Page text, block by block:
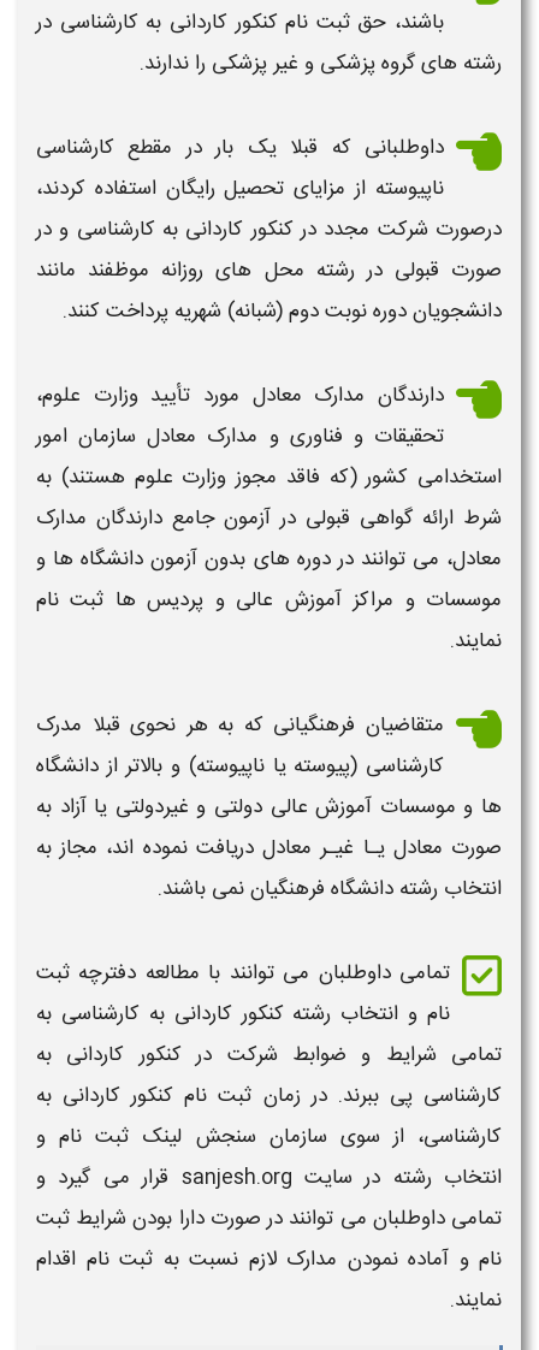
باشند، حقثبت نام کنکور کاردانی به کارشناسی در
رشته های گروه پزشکی و غیر پزشکی را ندارند.
داوطلبانی که قبلا یک بار در مقطع کارشناسی
ناپیوسته از مزایای تحصیل رایگان استفاده کردند،
درصورت شرکت مجدد در کنکور کاردانی به کارشناسی و در
صورت قبولی در رشته محل های روزانه موظفند مانند
دانشجویان دوره نوبت دوم (شبانه) شهریه پرداخت کنند.
دارندگان مدارک معادل مورد تأیید وزارت علوم،
تحقیقات و فناوری و مدارک معادل سازمان امور
استخدامی كشور (كه فاقد مجوز وزارت علوم هستند) به
شرط ارائه گواهی قبولی در آزمونجامع دارندگان مدارک
معادل، می توانند در دوره های بدون آزمون دانشگاه ها و
موسسات و مراکز آموزش عالی و پردیس ها ثبت نام
نمایند.
متقاضیان فرهنگیانی كه به هر نحوی قبلا مدرک
كارشناسی (پیوسته یا ناپیوسته) و بالاتر از دانشگاه
ها و موسسات آموزش عالی دولتی و غیردولتی یا آزاد به
صورت معادل یـا غیـر معادل دریافت نموده اند، مجاز به
انتخاب رشته دانشگاه فرهنگیان نمی باشند.
تمامی داوطلبان می توانند با مطالعه دفترچه ثبت
نام و انتخاب رشته کنکور کاردانی به کارشناسی به
تمامی شرایط و ضوابط شرکت در کنکور کاردانی به
کارشناسی پی ببرند. در زمان ثبت نام کنکور کاردانی به
کارشناسی، از سوی سازمان سنجش لینک ثبت نام و
انتخاب رشته
در سایت sanjesh.org قرار می گیرد و
تمامی داوطلبان می توانند در صورت دارا بودن شرایط ثبت
نام و آماده نمودن مدارک لازم نسبت به ثبت نام اقدام
نمایند.